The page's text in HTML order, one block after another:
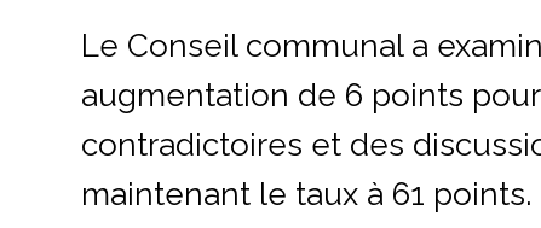
Le Conseil communal a
augmentation de 6 points
contradictoires et des
maintenant le taux à 61 points.